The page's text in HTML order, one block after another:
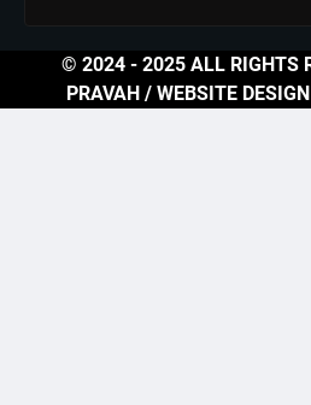
© 2024 - 2025 ALL RIGHTS
PRAVAH / WEBSITE